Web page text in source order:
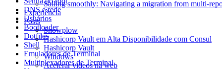
Sailing smoothly: Navigating a migration from multi-
Experiência
Posts
Snowplow
Hashicorp Vault em Alta Disponibilidade com Consul
Hashicorp Vault
Windows
Acelerar videos na web
DNS e rede
Usuários
Bootloader
Dotfiles
Shell
Emuladores de Terminal
Multiplexadores de Terminal